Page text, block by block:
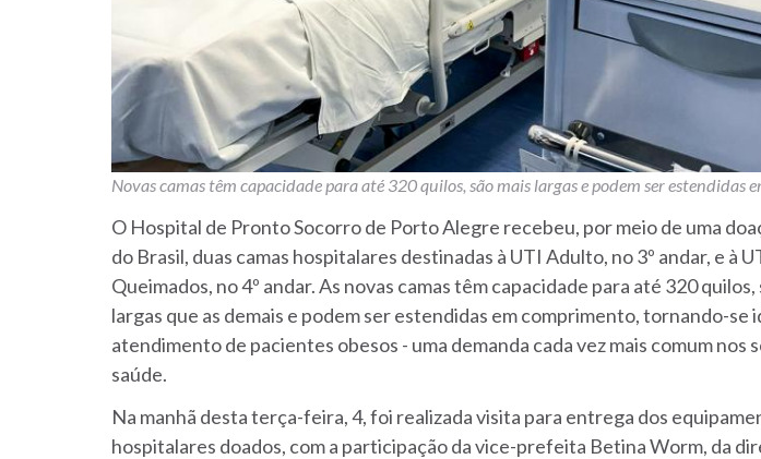
Novas camas têm capacidade para até 320 quilos, são mais largas e podem ser estendidas
O Hospital de Pronto Socorro de Porto Alegre recebeu, por meio de uma
do Brasil, duas camas hospitalares destinadas à UTI Adulto, no 3º andar, e à
Queimados, no 4º andar. As novas camas têm capacidade para até 320 quilos,
largas que as demais e podem ser estendidas em comprimento, tornando-se
atendimento de pacientes obesos - uma demanda cada vez mais comum nos
saúde.
Na manhã desta terça-feira, 4, foi realizada visita para entrega dos
hospitalares doados, com a participação da vice-prefeita Betina Worm, da